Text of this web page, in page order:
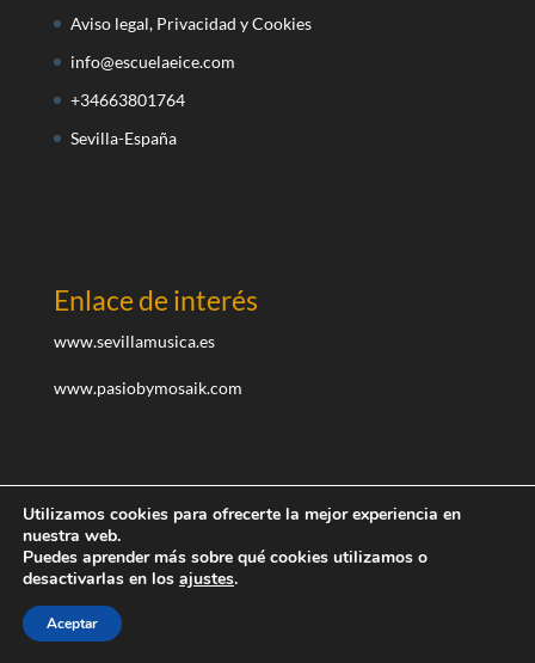
Aviso legal, Privacidad y Cookies
info@escuelaeice.com
+34663801764
Sevilla-España
Enlace de interés
www.sevillamusica.es
www.pasiobymosaik.com
Diseñado por teayudoaemprender.com I ©Todos los
Utilizamos cookies para ofrecerte la mejor experiencia en
nuestra web.
Puedes aprender más sobre qué cookies utilizamos o
desactivarlas en los ajustes.
Aceptar